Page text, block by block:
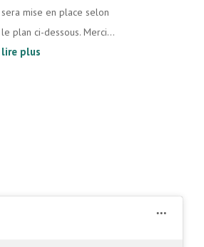
sera mise en place selon
le plan ci-dessous. Merci...
lire plus